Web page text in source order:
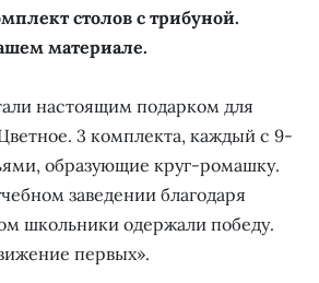
столов с трибуной.
материале.
настоящим подарком для
3 комплекта, каждый с 9-
образующие круг-ромашку.
заведении благодаря
школьники одержали победу.
первых».